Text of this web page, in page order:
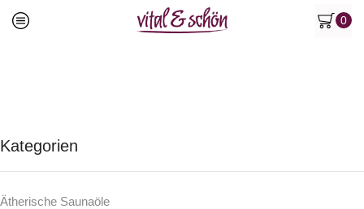
0
Kategorien
Ätherische Saunaöle